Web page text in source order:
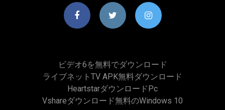
ビデオ6を無料でダウンロード
ライブネットTV APK無料ダウンロード
Heartstarダウンロードpc
Vshareダウンロード無料のwindows 10